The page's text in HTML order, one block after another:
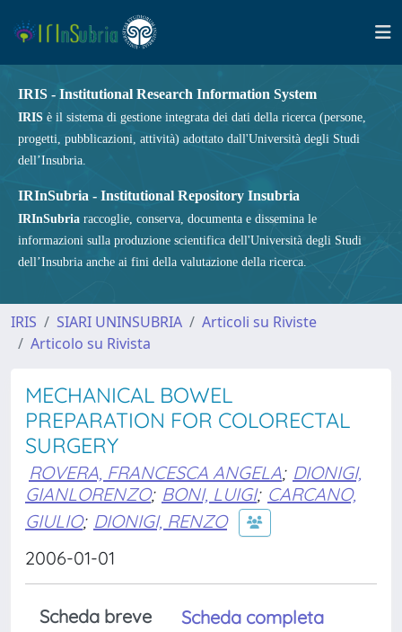
IRIS - Institutional Research Information System
IRIS è il sistema di gestione integrata dei dati della ricerca (persone,
progetti, pubblicazioni, attività) adottato dall'Università degli Studi
dell’Insubria.
IRInSubria - Institutional Repository Insubria
IRInSubria raccoglie, conserva, documenta e dissemina le
informazioni sulla produzione scientifica dell'Università degli Studi
dell’Insubria anche ai fini della valutazione della ricerca.
IRIS SIARI UNINSUBRIA
Articoli su Riviste
Articolo su Rivista
MECHANICAL BOWEL
PREPARATION FOR COLORECTAL
SURGERY
ROVERA, FRANCESCA ANGELA; DIONIGI,
GIANLORENZO; BONI, LUIGI; CARCANO,
GIULIO; DIONIGI, RENZO
2006-01-01
Scheda breve
Scheda completa